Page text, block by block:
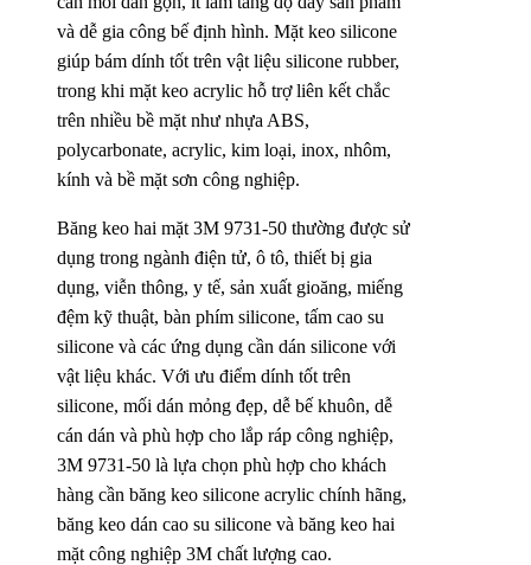
và dễ gia công bế định hình. Mặt keo silicone
giúp bám dính tốt trên vật liệu silicone rubber,
trong khi mặt keo acrylic hỗ trợ liên kết chắc
trên nhiều bề mặt như nhựa ABS,
polycarbonate, acrylic, kim loại, inox, nhôm,
kính và bề mặt sơn công nghiệp.
Băng keo hai mặt 3M 9731-50 thường được sử
dụng trong ngành điện tử, ô tô, thiết bị gia
dụng, viễn thông, y tế, sản xuất gioăng, miếng
đệm kỹ thuật, bàn phím silicone, tấm cao su
silicone và các ứng dụng cần dán silicone với
vật liệu khác. Với ưu điểm dính tốt trên
silicone, mối dán mỏng đẹp, dễ bế khuôn, dễ
cán dán và phù hợp cho lắp ráp công nghiệp,
3M 9731-50 là lựa chọn phù hợp cho khách
hàng cần băng keo silicone acrylic chính hãng,
băng keo dán cao su silicone và băng keo hai
mặt công nghiệp 3M chất lượng cao.